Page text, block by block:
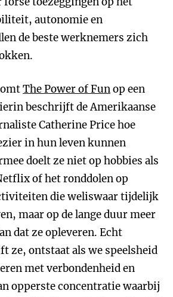
autonomie en
de beste werknemers zich
The Power of Funop een
beschrijft de Amerikaanse
Catherine Price hoe
in hun leven kunnen
doelt ze niet op hobbies als
of het ronddolen op
die weliswaar tijdelijk
maar op de lange duur meer
dat ze opleveren. Echt
ze, ontstaat als we speelsheid
met verbondenheid en
opperste concentratie waarbij